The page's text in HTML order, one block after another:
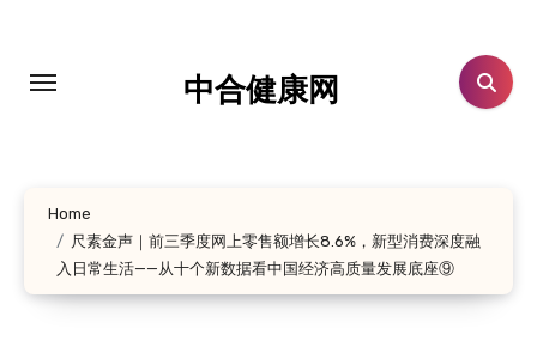
中合健康网
Home
尺素金声｜前三季度网上零售额增长8.6%，新型消费深度融
入日常生活——从十个新数据看中国经济高质量发展底座⑨